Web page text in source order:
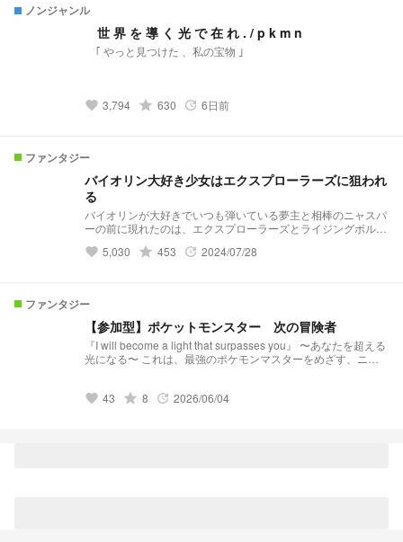
ノンジャンル
世 界 を 導 く 光 で 在 れ . / p k m n
｢ やっと見つけた 、私の宝物 ｣
favorite 3,794 grade 630 update 6日前
ファンタジー
バイオリン大好き少女はエクスプローラーズに狙われ
る
バイオリンが大好きでいつも弾いている夢主と相棒のニャスパ
ーの前に現れたのは、エクスプローラーズとライジングボルテ
密 第3章 5大魔族を探して 第4章 救うために 4.5章 明日へ続く
favorite 5,030 grade 453 update 2024/07/28
ファンタジー
【参加型】ポケットモンスター 次の冒険者
『I will become a light that surpasses you』 〜あなたを超える
光になる〜 これは、最強のポケモンマスターをめざす、ニャ
favorite 43 grade 8 update 2026/06/04